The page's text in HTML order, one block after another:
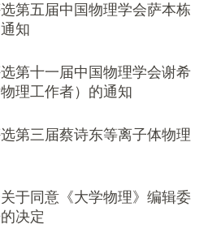
第五届中国物理学会萨本栋
知
第十一届中国物理学会谢希
理工作者）的通知
第三届蔡诗东等离子体物理
于同意《大学物理》编辑委
决定